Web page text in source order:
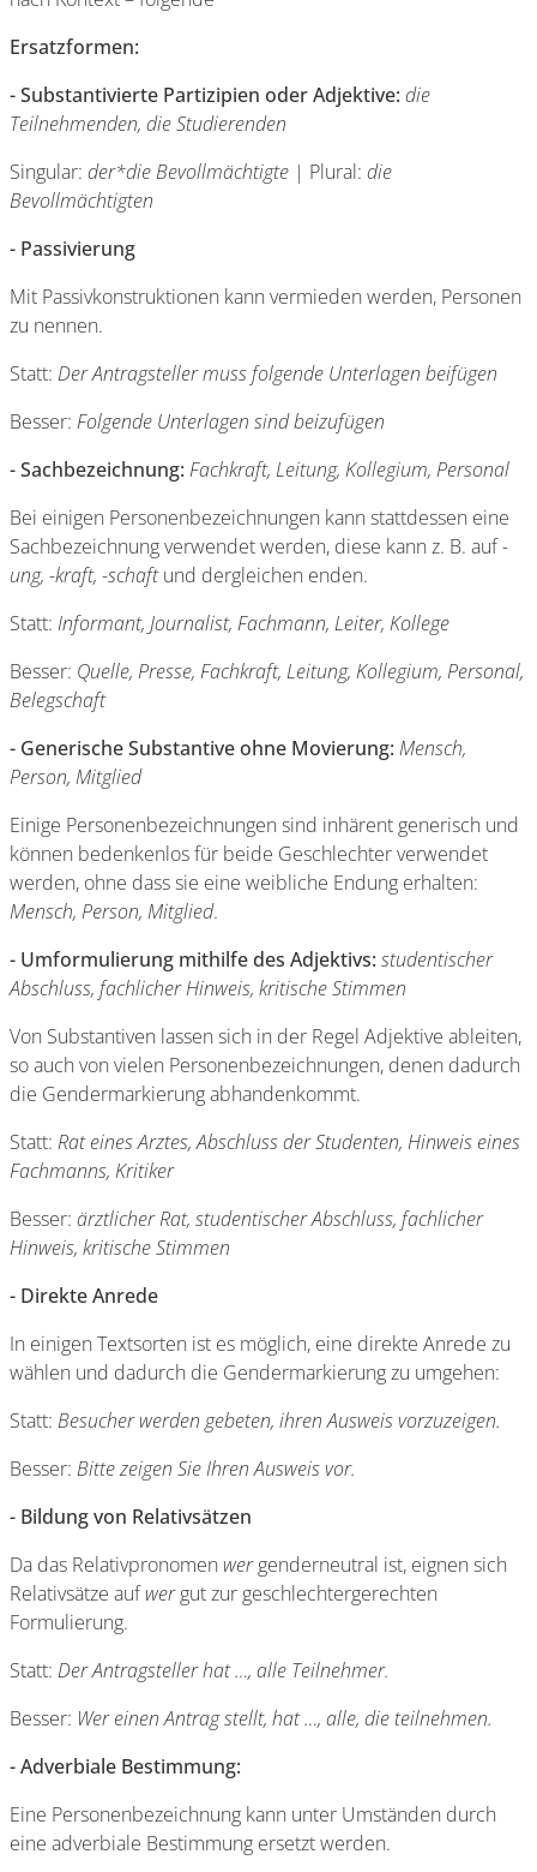
Ersatzformen:
- Substantivierte Partizipien oder Adjektive: die
Teilnehmenden, die Studierenden
Singular: der*die Bevollmächtigte | Plural: die
Bevollmächtigten
- Passivierung
Mit Passivkonstruktionen kann vermieden werden, Personen
zu nennen.
Statt: Der Antragsteller muss folgende Unterlagen beifügen
Besser: Folgende Unterlagen sind beizufügen
- Sachbezeichnung: Fachkraft, Leitung, Kollegium, Personal
Bei einigen Personenbezeichnungen kann stattdessen eine
Sachbezeichnung verwendet werden, diese kann z. B. auf-
ung, -kraft, -schaftund dergleichen enden.
Statt: Informant, Journalist, Fachmann, Leiter, Kollege
Besser: Quelle, Presse, Fachkraft, Leitung, Kollegium, Personal,
Belegschaft
- Generische Substantive ohne Movierung: Mensch,
Person, Mitglied
Einige Personenbezeichnungen sind inhärent generisch und
können bedenkenlos für beide Geschlechter verwendet
werden, ohne dass sie eine weibliche Endung erhalten:
Mensch, Person, Mitglied.
- Umformulierung mithilfe des Adjektivs: studentischer
Abschluss, fachlicher Hinweis, kritische Stimmen
Von Substantiven lassen sich in der Regel Adjektive ableiten,
so auch von vielen Personenbezeichnungen, denen dadurch
die Gendermarkierung abhandenkommt.
Statt: Rat eines Arztes, Abschluss der Studenten, Hinweis eines
Fachmanns, Kritiker
Besser: ärztlicher Rat, studentischer Abschluss, fachlicher
Hinweis, kritische Stimmen
- Direkte Anrede
In einigen Textsorten ist es möglich, eine direkte Anrede zu
wählen und dadurch die Gendermarkierung zu umgehen:
Statt: Besucher werden gebeten, ihren Ausweis vorzuzeigen.
Besser: Bitte zeigen Sie Ihren Ausweis vor.
- Bildung von Relativsätzen
Da das Relativpronomen wergenderneutral ist, eignen sich
Relativsätze aufwergut zur geschlechtergerechten
Formulierung.
Statt: Der Antragsteller hat …, alle Teilnehmer.
Besser: Wer einen Antrag stellt, hat …, alle, die teilnehmen.
- Adverbiale Bestimmung:
Eine Personenbezeichnung kann unter Umständen durch
eine adverbiale Bestimmung ersetzt werden.